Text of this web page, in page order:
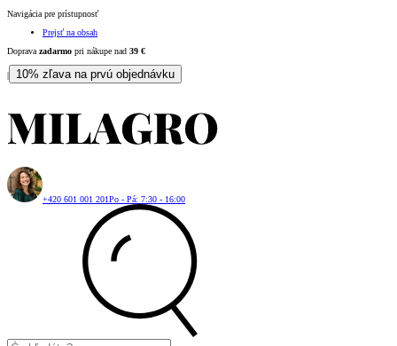
Navigácia pre prístupnosť
Prejsť na obsah
Doprava zadarmo pri nákupe nad 39 €
| 10% zľava na prvú objednávku
+420 601 001 201Po - Pá: 7:30 - 16:00